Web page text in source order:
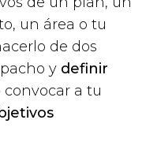
un área o tu
de dos
y definir
convocar a tu